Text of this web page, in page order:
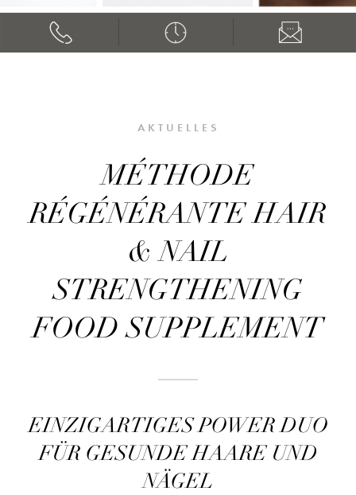
AKTUELLES
MÉTHODE
RÉGÉNÉRANTE HAIR
& NAIL
STRENGTHENING
FOOD SUPPLEMENT
EINZIGARTIGES POWER DUO
FÜR GESUNDE HAARE UND
NÄGEL